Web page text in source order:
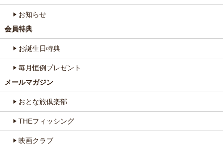
お知らせ
会員特典
お誕生日特典
毎月恒例プレゼント
メールマガジン
おとな旅倶楽部
THEフィッシング
映画クラブ